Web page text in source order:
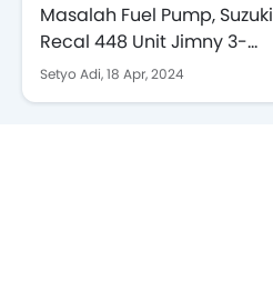
Masalah Fuel Pump, Suzuki
Recal 448 Unit Jimny 3-
Doors
Setyo Adi,18 Apr, 2024